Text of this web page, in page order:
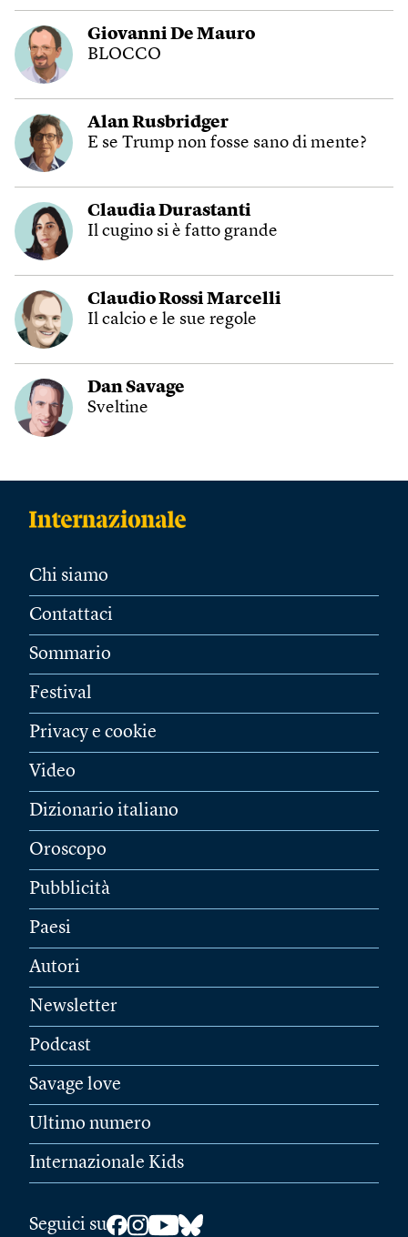
Giovanni De Mauro
BLOCCO
Alan Rusbridger
E se Trump non fosse sano di mente?
Claudia Durastanti
Il cugino si è fatto grande
Claudio Rossi Marcelli
Il calcio e le sue regole
Dan Savage
Sveltine
Chi siamo
Contattaci
Sommario
Festival
Privacy e cookie
Video
Dizionario italiano
Oroscopo
Pubblicità
Paesi
Autori
Newsletter
Podcast
Savage love
Ultimo numero
Internazionale Kids
Seguici su